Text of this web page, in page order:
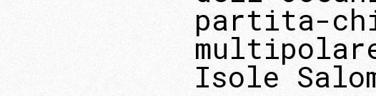
partita-
Isole